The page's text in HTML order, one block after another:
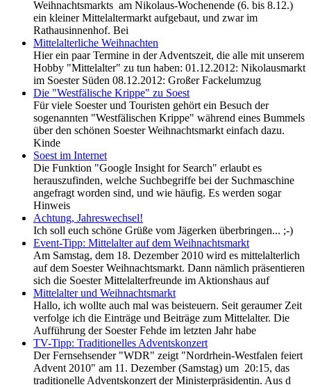
Weihnachtsmarkts am Nikolaus-Wochenende (6. bis 8.12.)
ein kleiner Mittelaltermarkt aufgebaut, und zwar im
Rathausinnenhof. Bei
Mittelalterliche Weihnachten
Hier ein paar Termine in der Adventszeit, die alle mit unserem
Hobby "Mittelalter" zu tun haben: 01.12.2012: Nikolausmarkt
im Soester Süden 08.12.2012: Großer Fackelumzug
Die "Westfälische Krippe" zu Soest
Für viele Soester und Touristen gehört ein Besuch der
sogenannten "Westfälischen Krippe" während eines Bummels
über den schönen Soester Weihnachtsmarkt einfach dazu.
Kinde
Soest im Internet
Die Funktion "Google Insight for Search" erlaubt es
herauszufinden, welche Suchbegriffe bei der Suchmaschine
angefragt worden sind, und wie häufig. Es werden sogar
Hinweis
Achtung, Jahreswechsel!
Ich soll euch schöne Grüße vom Jägerken überbringen... ;-)
Event-Tipp: Mittelalter auf dem Weihnachtsmarkt
Am Samstag, dem 18. Dezember 2010 wird es mittelalterlich
auf dem Soester Weihnachtsmarkt. Dann nämlich präsentieren
sich die Soester Mittelalterfreunde im Aktionshaus auf
Mittelalter und Weihnachtsmarkt
Hallo, ich wollte auch mal was beisteuern. Seit geraumer Zeit
verfolge ich die Einträge und Beiträge zum Mittelalter. Die
Aufführung der Soester Fehde im letzten Jahr habe
TV-Tipp: Traditionelles Adventskonzert
Der Fernsehsender "WDR" zeigt "Nordrhein-Westfalen feiert
Advent 2010" am 11. Dezember (Samstag) um 20:15, das
traditionelle Adventskonzert der Ministerpräsidentin. Aus d